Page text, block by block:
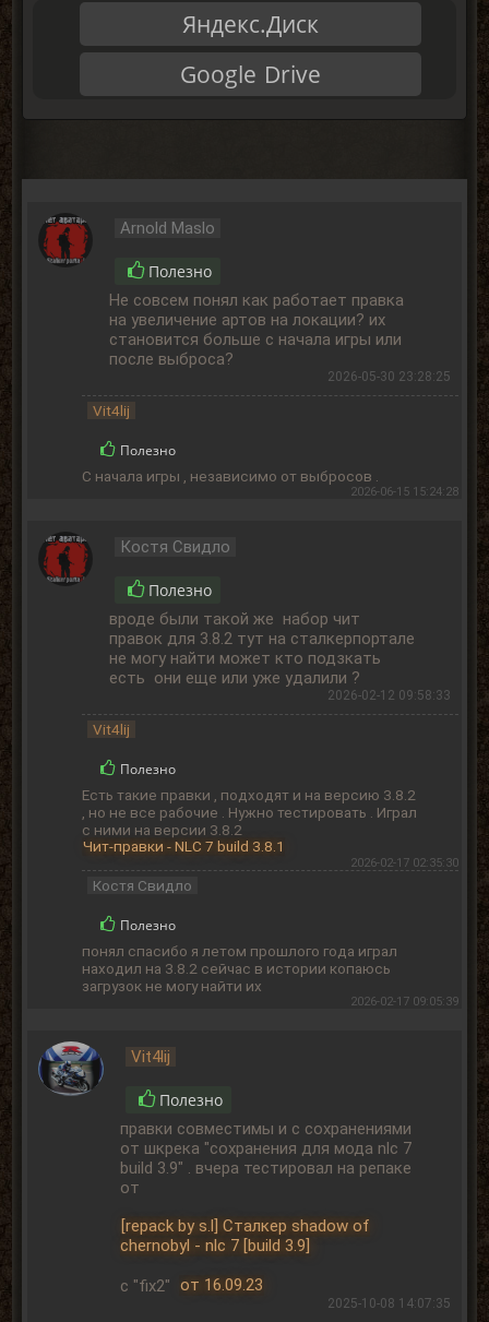
Яндекс.Диск
Google Drive
Arnold Maslo
Полезно
Не совсем понял как работает правка
на увеличение артов на локации? их
становится больше с начала игры или
после выброса?
2026-05-30 23:28:25
Vit4lij
Полезно
С начала игры , независимо от выбросов .
2026-06-15 15:24:28
Костя Свидло
Полезно
вроде были такой же набор чит
правок для 3.8.2 тут на сталкерпортале
не могу найти может кто подзкать
есть они еще или уже удалили ?
2026-02-12 09:58:33
Vit4lij
Полезно
Есть такие правки , подходят и на версию 3.8.2
, но не все рабочие . Нужно тестировать . Играл
с ними на версии 3.8.2
Чит-правки - NLC 7 build 3.8.1
2026-02-17 02:35:30
Костя Свидло
Полезно
понял спасибо я летом прошлого года играл
находил на 3.8.2 сейчас в истории копаюсь
загрузок не могу найти их
2026-02-17 09:05:39
Vit4lij
Полезно
правки совместимы и с сохранениями
от шкрека "сохранения для мода nlc 7
build 3.9" . вчера тестировал на репаке
от
[repack by s.l] Сталкер shadow of
chernobyl - nlc 7 [build 3.9]
с "fix2" от 16.09.23
2025-10-08 14:07:35